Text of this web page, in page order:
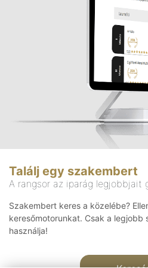
Találj egy szakembert
A rangsor az iparág legjobbjait
Szakembert keres a közelébe?
keresőmotorunkat. Csak a legjobb
használja!